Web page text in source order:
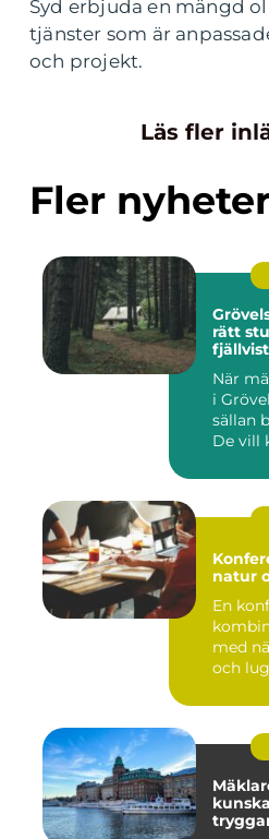
Syd erbjuda en mängd
tjänster som är
och projekt.
Läs fler
Fler
rätt
När
i
sällan
De vill
natur
En
med
och